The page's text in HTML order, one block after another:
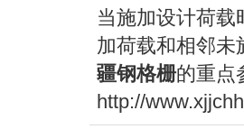
当施加设计荷
加荷载和相邻未
疆钢格栅的重点
http://